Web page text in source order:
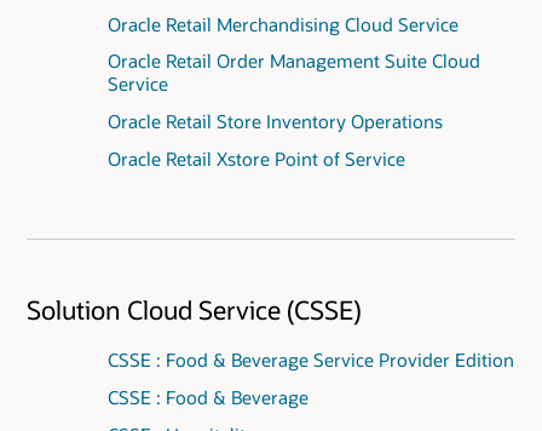
Oracle Retail Merchandising Cloud Service
Oracle Retail Order Management Suite Cloud
Service
Oracle Retail Store Inventory Operations
Oracle Retail Xstore Point of Service
Solution Cloud Service (CSSE)
CSSE : Food & Beverage Service Provider Edition
CSSE : Food & Beverage